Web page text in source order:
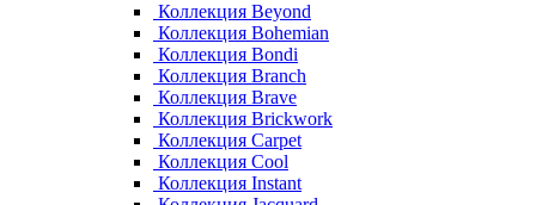
Коллекция Beyond
Коллекция Bohemian
Коллекция Bondi
Коллекция Branch
Коллекция Brave
Коллекция Brickwork
Коллекция Carpet
Коллекция Cool
Коллекция Instant